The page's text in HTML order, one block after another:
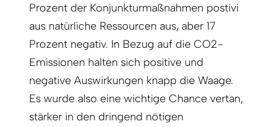
Prozent der Konjunkturmaßnahmen postivi
aus natürliche Ressourcen aus, aber 17
Prozent negativ. In Bezug auf die CO2-
Emissionen halten sich positive und
negative Auswirkungen knapp die Waage.
Es wurde also eine wichtige Chance vertan,
stärker in den dringend nötigen